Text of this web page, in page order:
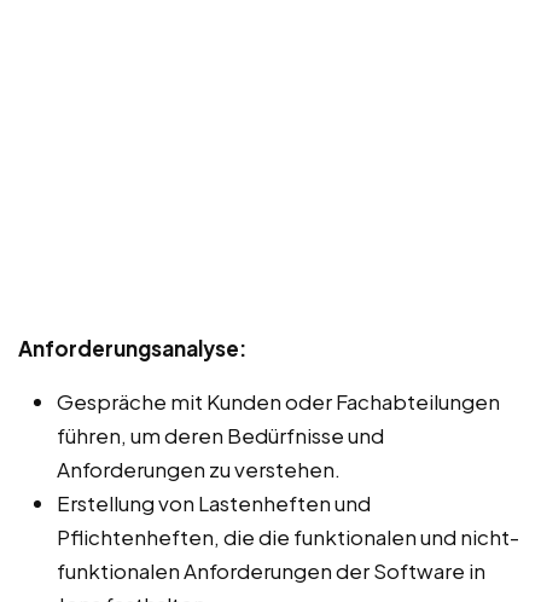
Anforderungsanalyse:
Gespräche mit Kunden oder Fachabteilungen
führen, um deren Bedürfnisse und
Anforderungen zu verstehen.
Erstellung von Lastenheften und
Pflichtenheften, die die funktionalen und nicht-
funktionalen Anforderungen der Software in